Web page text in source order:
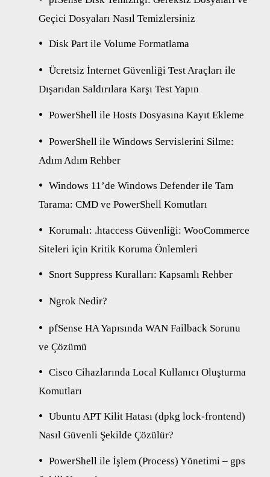
Geçici Dosyaları Nasıl Temizlersiniz
Disk Part ile Volume Formatlama
Ücretsiz İnternet Güvenliği Test Araçları ile
Dışarıdan Saldırılara Karşı Test Yapın
PowerShell ile Hosts Dosyasına Kayıt Ekleme
PowerShell ile Windows Servislerini Silme:
Adım Adım Rehber
Windows 11’de Windows Defender ile Tam
Tarama: CMD ve PowerShell Komutları
Korumalı: .htaccess Güvenliği: WooCommerce
Siteleri için Kritik Koruma Önlemleri
Snort Suppress Kuralları: Kapsamlı Rehber
Ngrok Nedir?
pfSense HA Yapısında WAN Failback Sorunu
ve Çözümü
Cisco Cihazlarında Local Kullanıcı Oluşturma
Komutları
Ubuntu APT Kilit Hatası (dpkg lock-frontend)
Nasıl Güvenli Şekilde Çözülür?
PowerShell ile İşlem (Process) Yönetimi – gps